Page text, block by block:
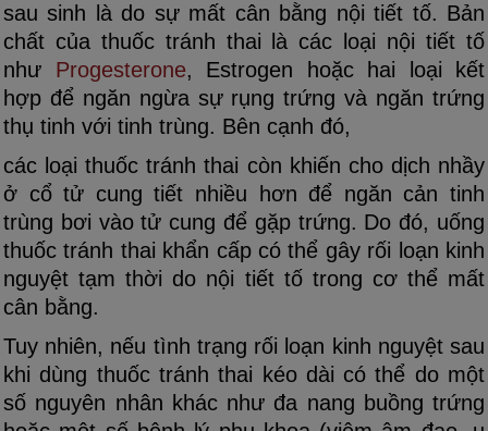
sau sinh là do sự mất cân bằng nội tiết tố. Bản
chất của thuốc tránh thai là các loại nội tiết tố
như Progesterone, Estrogen hoặc hai loại kết
hợp để ngăn ngừa sự rụng trứng và ngăn trứng
thụ tinh với tinh trùng. Bên cạnh đó,
các loại thuốc tránh thai còn khiến cho dịch nhầy
ở cổ tử cung tiết nhiều hơn để ngăn cản tinh
trùng bơi vào tử cung để gặp trứng. Do đó, uống
thuốc tránh thai khẩn cấp có thể gây rối loạn kinh
nguyệt tạm thời do nội tiết tố trong cơ thể mất
cân bằng.
Tuy nhiên, nếu tình trạng rối loạn kinh nguyệt sau
khi dùng thuốc tránh thai kéo dài có thể do một
số nguyên nhân khác như đa nang buồng trứng